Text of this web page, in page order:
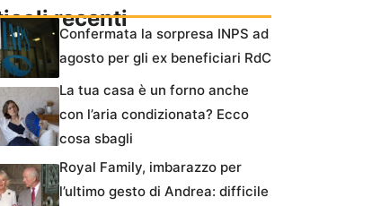
recenti
Confermata la sorpresa INPS ad
agosto per gli ex beneficiari RdC
La tua casa è un forno anche
con l’aria condizionata? Ecco
cosa sbagli
Royal Family, imbarazzo per
l’ultimo gesto di Andrea: difficile